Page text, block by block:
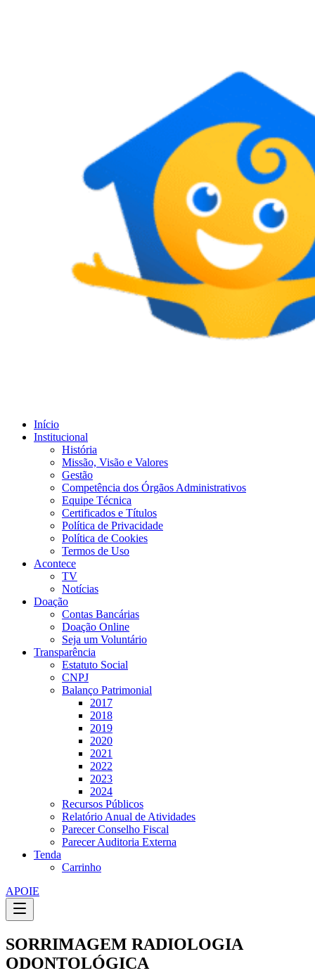
Início
Institucional
História
Missão, Visão e Valores
Gestão
Competência dos Órgãos Administrativos
Equipe Técnica
Certificados e Títulos
Política de Privacidade
Política de Cookies
Termos de Uso
Acontece
TV
Notícias
Doação
Contas Bancárias
Doação Online
Seja um Voluntário
Transparência
Estatuto Social
CNPJ
Balanço Patrimonial
2017
2018
2019
2020
2021
2022
2023
2024
Recursos Públicos
Relatório Anual de Atividades
Parecer Conselho Fiscal
Parecer Auditoria Externa
Tenda
Carrinho
APOIE
SORRIMAGEM RADIOLOGIA
ODONTOLÓGICA